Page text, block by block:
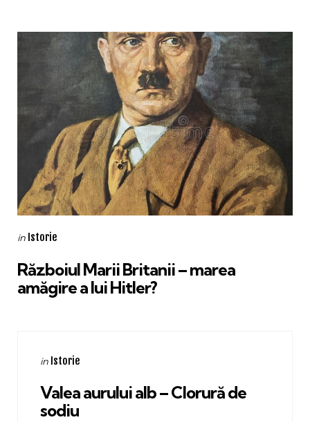
Categories
Posted
in Istorie
Războiul Marii Britanii – marea
amăgire a lui Hitler?
Categories
Posted
in Istorie
Valea aurului alb – Clorură de
sodiu